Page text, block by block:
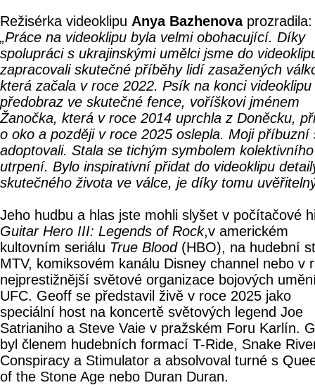
Režisérka videoklipu Anya Bazhenovaprozradila:
„Práce na videoklipu byla velmi obohacující. Díky
spolupráci s ukrajinskými umělci jsme do
zapracovali skutečné příběhy lidí zasažených
která začala v roce 2022. Psík na konci videoklipu
předobraz ve skutečné fence, voříškovi jménem
Žanočka, která v roce 2014 uprchla z Doněcku,
o oko a později v roce 2025 oslepla. Moji příbuzní
adoptovali. Stala se tichým symbolem kolektivního
utrpení. Bylo inspirativní přidat do videoklipu
skutečného života ve válce, je díky tomu
Jeho hudbu a hlas jste mohli slyšet v počítačové
Guitar Hero III: Legends of Rock,v americkém
kultovním seriálu True Blood(HBO), na hudební
MTV, komiksovém kanálu Disney channel nebo v
nejprestižnější světové organizace bojových
UFC. Geoff se představil živě v roce 2025 jako
speciální host na koncertě světových legend Joe
Satrianiho a Steve Vaie v pražském Foru Karlín.
byl členem hudebních formací T-Ride, Snake
Conspiracy a Stimulator a absolvoval turné s
of the Stone Age nebo Duran Duran.